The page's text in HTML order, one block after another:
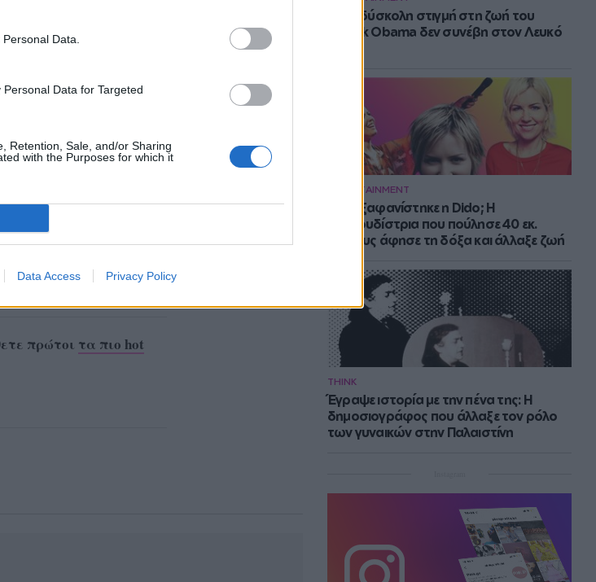
Data.
Data for Targeted
Retention, Sale, and/or Sharing
with the Purposes for which it
Data Access Privacy Policy
Η πιο δύσκολη στιγμή στη ζωή του
Barack Obama δεν συνέβη στον Λευκό
ENTERTAINMENT
Πού εξαφανίστηκε η Dido; Η
τραγουδίστρια που πούλησε 40 εκ.
δίσκους άφησε τη δόξα και άλλαξε ζωή
THINK
Έγραψε ιστορία με την πένα της: Η
δημοσιογράφος που άλλαξε τον ρόλο
των γυναικών στην Παλαιστίνη
πρώτοι τα πιο hot